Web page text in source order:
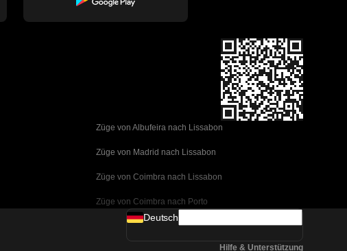
Züge von Albufeira nach Lissabon
Züge von Madrid nach Lissabon
Züge von Coimbra nach Lissabon
Züge von Coimbra nach Porto
Züge von Valencia nach Barcelona
Deutsch
Hilfe & Unterstützung